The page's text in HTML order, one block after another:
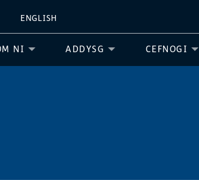
ENGLISH
NI ADDYSG CEFNOGI